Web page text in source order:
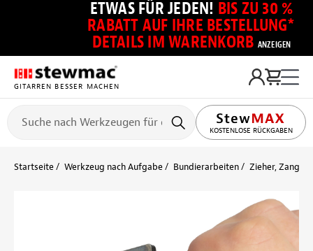
ETWAS FÜR JEDEN! BIS ZU 30 %
RABATT AUF IHRE BESTELLUNG*
DETAILS IM WARENKORB ANZEIGEN
GITARREN BESSER MACHEN
KOSTENLOSE RÜCKGABEN
Startseite Werkzeug nach Aufgabe Bundierarbeiten Zieher,